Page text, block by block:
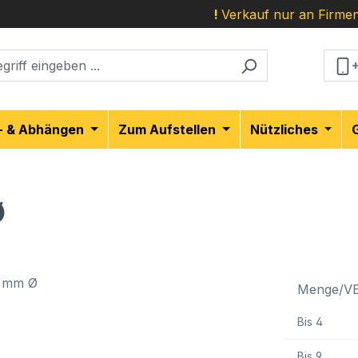
! Verkauf nur an
& Abhängen Zum Aufstellen Nützliches
Menge/
Bis 4